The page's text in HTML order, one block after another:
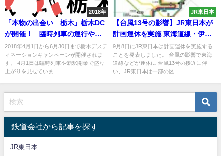
2018年
「本物の出会い 栃木」栃木DC
が開催！ 臨時列車の運行や新
駅開業も！
2018年4月1日から6月30日まで栃木デステ
ィネーションキャンペーンが開催されま
す。 4月1日は臨時列車や新駅開業で盛り
上がりを見せていま...
JR東日本
【台風13号の影響】JR東日本が
計画運休を実施 東海道線・伊東
線・青梅線・八高線・久留里線
で8日始発から運転見合わせに
9月8日にJR東日本は計画運休を実施する
ことを発表しました。 台風の影響で東海
道線などが運休に 台風13号の接近に伴
い、JR東日本は一部の区...
鉄道会社から記事を探す
JR東日本